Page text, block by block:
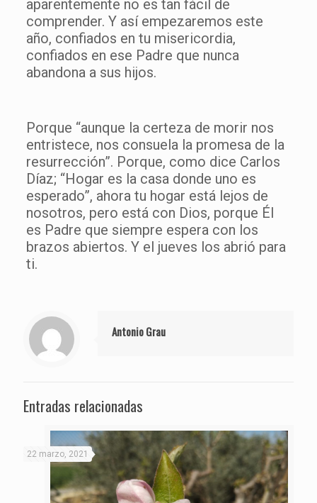
aparentemente no es tan fácil de
comprender. Y así empezaremos este
año, confiados en tu misericordia,
confiados en ese Padre que nunca
abandona a sus hijos.
Porque “aunque la certeza de morir nos
entristece, nos consuela la promesa de la
resurrección”. Porque, como dice Carlos
Díaz; “Hogar es la casa donde uno es
esperado”, ahora tu hogar está lejos de
nosotros, pero está con Dios, porque Él
es Padre que siempre espera con los
brazos abiertos. Y el jueves los abrió para
ti.
Antonio Grau
Entradas relacionadas
22 marzo, 2021